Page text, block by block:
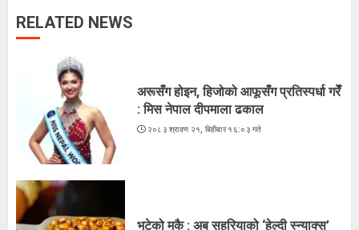
RELATED NEWS
अरूसँग होइन, हिजोको आफूसँग प्रतिस्पर्धा गरेँ
: मिस नेपाल दीपमाला ढकाल
२०८३ श्रावण २१, बिहीबार १६:०३ गते
भुटेको मकै : अब सहरियाको ‘हेल्दी स्न्याक्स’
२०८३ श्रावण १९, मंगलवार १३:३८ गते